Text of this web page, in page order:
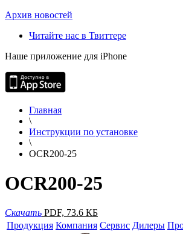
Архив новостей
Читайте нас в Твиттере
Наше приложение для iPhone
Главная
\
Инструкции по установке
\
OCR200-25
OCR200-25
Скачать PDF, 73.6 КБ
Продукция Компания Сервис Дилеры